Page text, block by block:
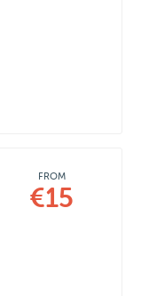
FROM
€15